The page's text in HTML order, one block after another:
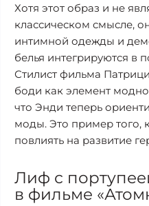
Хотя этот образ и не
классическом смысле,
интимной одежды и
белья интегрируются в
Стилист фильма
боди как элемент
что Энди теперь
моды. Это пример того,
повлиять на развитие
Лиф с
в фильме